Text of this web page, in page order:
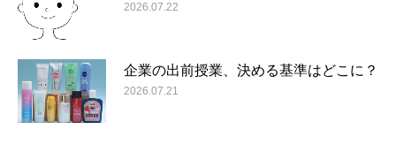
2026.07.22
企業の出前授業、決める基準はどこに？
2026.07.21